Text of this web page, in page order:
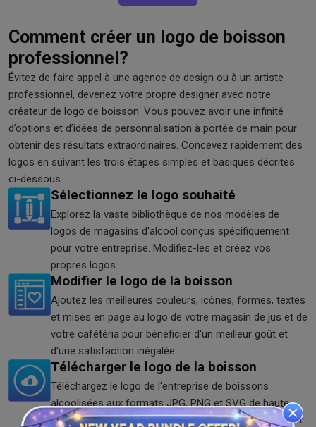
Comment créer un logo de boisson
professionnel?
Évitez de faire appel à une agence de design ou à un artiste
professionnel, devenez votre propre designer avec notre
créateur de logo de boisson. Vous pouvez avoir une infinité
d’options et d’idées de personnalisation à portée de main pour
obtenir des résultats extraordinaires. Concevez rapidement des
logos en suivant les trois étapes simples et basiques décrites
ci-dessous.
Sélectionnez le logo souhaité
Explorez la vaste bibliothèque de nos modèles de
logos de magasins d'alcool conçus spécifiquement
pour votre entreprise. Modifiez-les et créez vos
propres logos.
Modifier le logo de la boisson
Ajoutez les meilleures couleurs, icônes, formes, textes
et mises en page au logo de votre magasin de jus et de
votre cafétéria pour bénéficier d'un meilleur goût et
d'une satisfaction inégalée.
Télécharger le logo de la boisson
Téléchargez le logo de l'entreprise de boissons
alcoolisées aux formats JPG, PNG et SVG de haute
qualité pour les utiliser sur tous les réseaux sociaux et